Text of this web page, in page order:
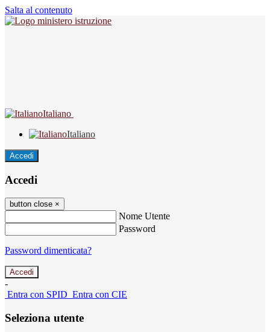
Salta al contenuto
Italiano
Italiano
Accedi
Accedi
button close ×
Nome Utente
Password
Password dimenticata?
-
Entra con SPID Entra con CIE
Seleziona utente